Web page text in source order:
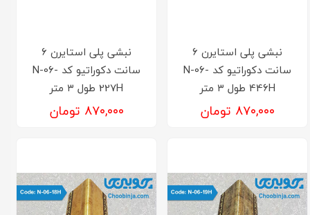
نبشی پلی استایرن 6
سانت دکوراتیو کد N-06-
446H طول ۳ متر
۸۷۰,۰۰۰ تومان
نبشی پلی استایرن 6
سانت دکوراتیو کد N-06-
227H طول ۳ متر
۸۷۰,۰۰۰ تومان